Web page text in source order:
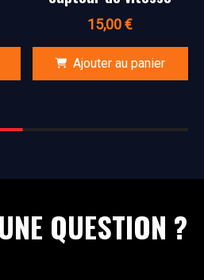
15,00€
Ajouter au panier
QUESTION ?